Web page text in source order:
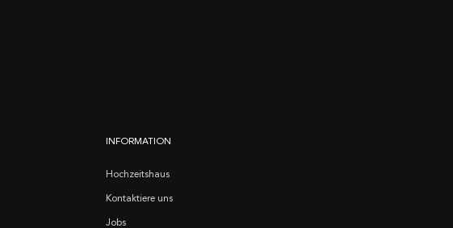
INFORMATION
Hochzeitshaus
Kontaktiere uns
Jobs